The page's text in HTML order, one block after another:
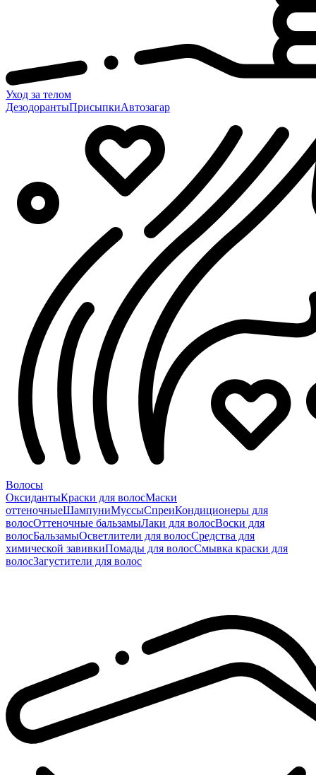
Уход за телом
ДезодорантыПрисыпкиАвтозагар
Волосы
ОксидантыКраски для волосМаски
оттеночныеШампуниМуссыСпреиКондиционеры для
волосОттеночные бальзамыЛаки для волосВоски для
волосБальзамыОсветлители для волосСредства для
химической завивкиПомады для волосСмывка краски для
волосЗагустители для волос